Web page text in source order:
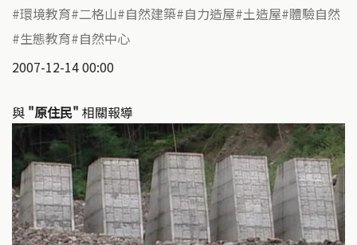
環境教育 二格山 自然建築 自力造屋 土造屋 體驗自然
生態教育 自然中心
2007-12-14 00:00
與 "原住民" 相關報導